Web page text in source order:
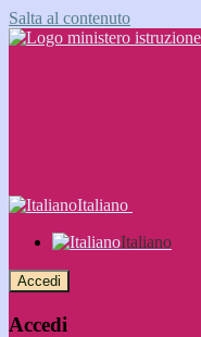
Salta al contenuto
Italiano
Italiano
Accedi
Accedi